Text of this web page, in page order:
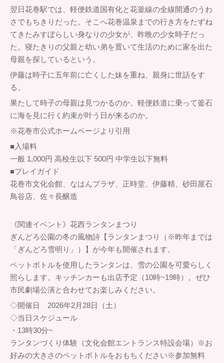
翌日花巻駅では、軽便鉄道国有化と花釜線の全線開通のうわ
さでもちきりだった。そこへ花巻温泉までの行き方をたずね
てきたみすぼらしい身なりの少女が、昨晩の少女時子だっ
た。寝たきりの父親と幼い弟を置いて生活のために家を出た
母親を探しているという。
伊藤は時子に五年前に亡くした妹を重ね、親身に世話をす
る。
果たして時子の母親は見つかるのか。軽便鉄道に乗って釜石
に海を見に行く約束が叶う日が来るのか。
※花巻市公式ホームページより引用
■入場料
一般 1,000円 高校生以下 500円 中学生以下無料
■プレイガイド
花巻市文化会館、なはんプラザ、正時堂、伊藤精、砂田屋石
鳥谷店、佐々長醸造
《関連イベント》花西ランタンまつり
ぎんどろ公園の冬の風物詩【ランタンまつり（※昨年までは
「ぎんどろ雪明り」）】が今年も開催されます。
ペットボトルを使用したランタンは、雪の公園を可愛らしく
照らします。キッチンカーも出店予定（10時~19時）。ぜひ
市民劇場公演と合わせてお楽しみください。
◇開催日 2026年2月28日（土）
◇当日スケジュール
・13時30分~
ランタンづくり体験（文化会館エントランス特設会場）※お
好みの大きさのペットボトルをおもちください※参加無料